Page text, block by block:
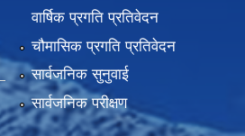
वार्षिक प्रगति प्रतिवेदन
चौमासिक प्रगति प्रतिवेदन
सार्वजनिक सुनुवाई
सार्वजनिक परीक्षण